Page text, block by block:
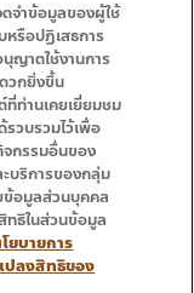
• โปรโมชั่น
• ติดต่อเรา
จำข้อมูลของผู้ใช้
หรือปฏิเสธการ
ญาตใช้งานการ
วกยิ่งขึ้น
ที่ท่านเคยเยี่ยมชม
รวบรวมไว้เพื่อ
จกรรมอื่นของ
บริการของกลุ่ม
ข้อมูลส่วนบุคคล
ทธิในส่วนข้อมูล
ยบายการ
ปลงสิทธิของ